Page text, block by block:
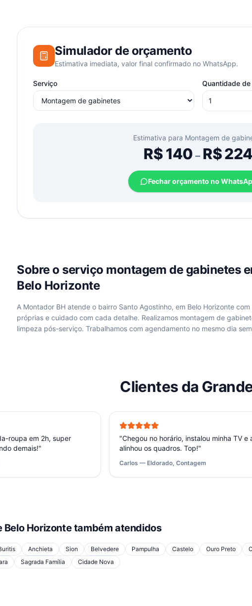
Simulador de orçamento
Estimativa imediata, valor final confirmado no WhatsApp.
Serviço Quantidade
Estimativa para Montagem de
R$140 –R$224
Fechar orçamento no
Sobre o serviço montagem de gabinetes
Belo Horizonte
A Montador BH atende o bairro Santo Agostinho, em Belo Horizonte com
próprias e cuidado com cada detalhe. Realizamos montagem de
limpeza pós-serviço. Trabalhamos com agendamento no mesmo dia
Clientes da
roupa em 2h, super
demais!"
"Chegou no horário, instalou minha TV e
alinhou os quadros. Top!"
Carlos — Eldorado, Contagem
Belo Horizontetambém atendidos
Anchieta Sion Belvedere Pampulha Castelo Ouro Preto
Sagrada Família Cidade Nova